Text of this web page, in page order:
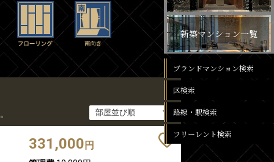
331,000 円
新築マンション一覧
ブランドマンション検索
区検索
路線・駅検索
フリーレント検索